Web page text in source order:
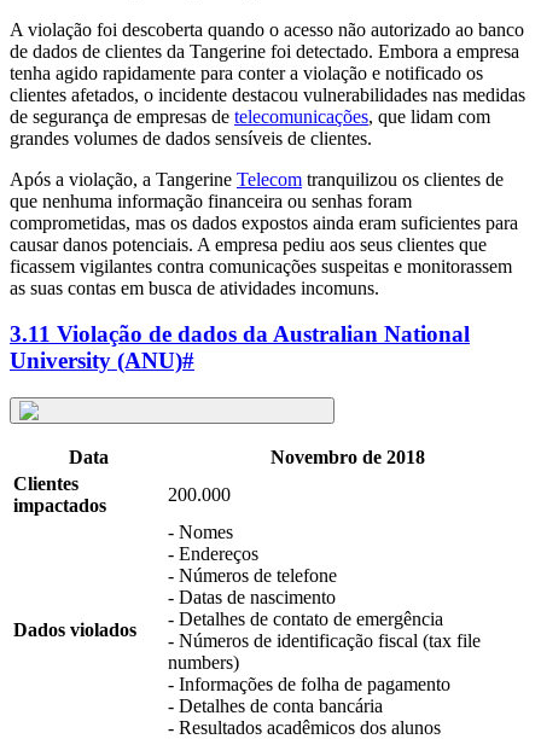
A violação foi descoberta quando o acesso não autorizado ao banco
de dados de clientes da Tangerine foi detectado. Embora a empresa
tenha agido rapidamente para conter a violação e notificado os
clientes afetados, o incidente destacou vulnerabilidades nas medidas
de segurança de empresas de telecomunicações, que lidam com
grandes volumes de dados sensíveis de clientes.
Após a violação, a Tangerine Telecom tranquilizou os clientes de
que nenhuma informação financeira ou senhas foram
comprometidas, mas os dados expostos ainda eram suficientes para
causar danos potenciais. A empresa pediu aos seus clientes que
ficassem vigilantes contra comunicações suspeitas e monitorassem
as suas contas em busca de atividades incomuns.
3.11 Violação de dados da Australian National
University (ANU)#
Data
Novembro de 2018
Clientes
impactados
200.000
Dados violados
- Nomes
- Endereços
- Números de telefone
- Datas de nascimento
- Detalhes de contato de emergência
- Números de identificação fiscal (tax file
numbers)
- Informações de folha de pagamento
- Detalhes de conta bancária
- Resultados acadêmicos dos alunos